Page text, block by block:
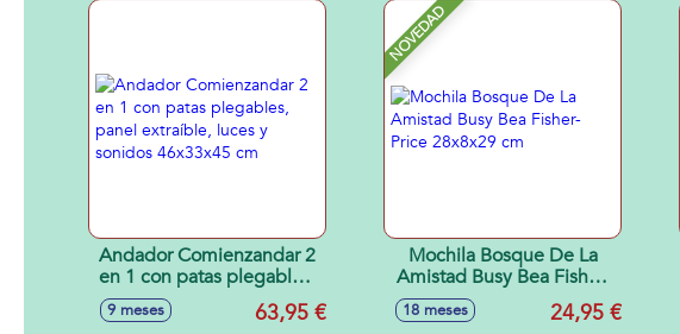
Andador Comienzandar 2
en 1 con patas plegables,
panel extraíble, luces y
sonidos 46x33x45 cm
9 meses 63,95 €
NOVEDAD
Mochila Bosque De La
Amistad Busy Bea Fisher-
Price 28x8x29 cm
18 meses 24,95 €